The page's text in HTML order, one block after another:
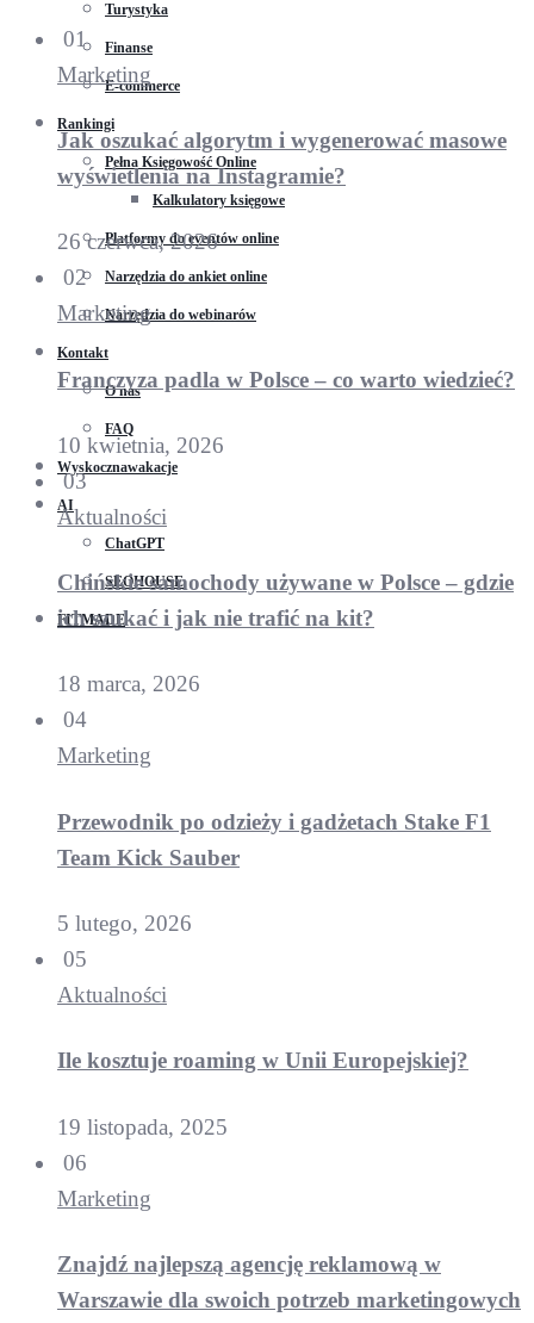
Turystyka
Finanse
E-commerce
Rankingi
Pełna Księgowość Online
Kalkulatory księgowe
Platformy do eventów online
Narzędzia do ankiet online
Narzędzia do webinarów
Kontakt
O nas
FAQ
Wyskocznawakacje
AI
ChatGPT
SEOHOUSE
FITMADE
01
Marketing
Jak oszukać algorytm i wygenerować masowe
wyświetlenia na Instagramie?
26 czerwca, 2026
02
Marketing
Franczyza padla w Polsce – co warto wiedzieć?
10 kwietnia, 2026
03
Aktualności
Chińskie samochody używane w Polsce – gdzie
ich szukać i jak nie trafić na kit?
18 marca, 2026
04
Marketing
Przewodnik po odzieży i gadżetach Stake F1
Team Kick Sauber
5 lutego, 2026
05
Aktualności
Ile kosztuje roaming w Unii Europejskiej?
19 listopada, 2025
06
Marketing
Znajdź najlepszą agencję reklamową w
Warszawie dla swoich potrzeb marketingowych